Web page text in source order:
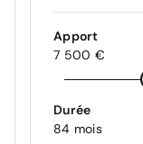
Apport
7 500 €
Durée
84 mois